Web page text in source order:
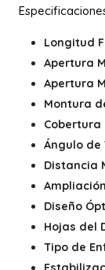
Longitud
Apertura
Apertura
Montura
Ángulo de
Distancia
Diseño
Hojas del
Tipo de